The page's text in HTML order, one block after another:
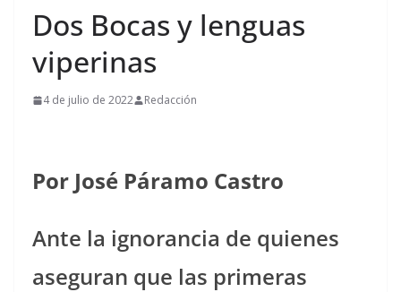
Dos Bocas y lenguas
viperinas
4 de julio de 2022 Redacción
Por José Páramo Castro
Ante la ignorancia de quienes
aseguran que las primeras